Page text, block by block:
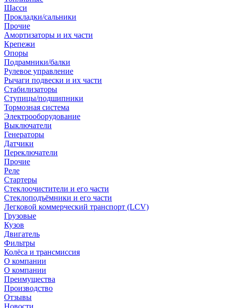
Шасси
Прокладки/сальники
Прочие
Амортизаторы и их части
Крепежи
Опоры
Подрамники/балки
Рулевое управление
Рычаги подвески и их части
Стабилизаторы
Ступицы/подшипники
Тормозная система
Электрооборудование
Выключатели
Генераторы
Датчики
Переключатели
Прочие
Реле
Стартеры
Стеклоочистители и его части
Стеклоподъёмники и его части
Легковой коммерческий транспорт (LCV)
Грузовые
Кузов
Двигатель
Фильтры
Колёса и трансмиссия
О компании
О компании
Преимущества
Производство
Отзывы
Новости